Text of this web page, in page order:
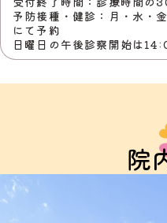
予防接種・健診：月・水
にて予約
日曜日の午後診察開始は
院